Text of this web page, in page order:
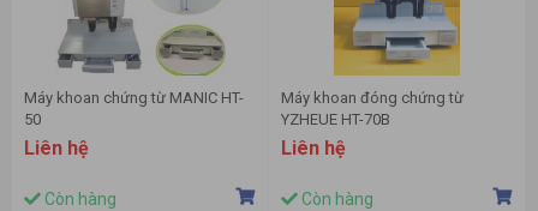
Máy khoan chứng từ MANIC HT-
50
Liên hệ
Còn hàng
Máy khoan đóng chứng từ ​
YZHEUE HT-70B
Liên hệ
Còn hàng